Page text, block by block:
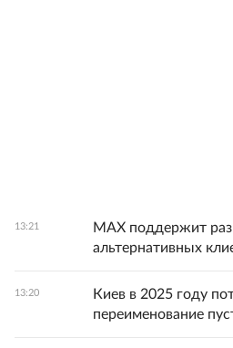
13:21
MAX поддержит
альтернативных
13:20
Киев в 2025 году
переименование